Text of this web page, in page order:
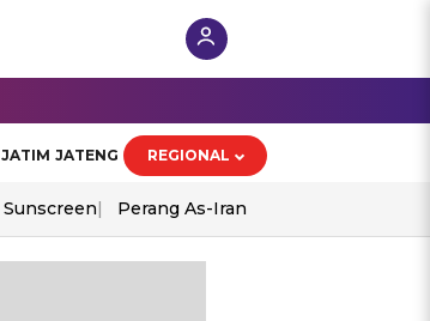
JATIM JATENG REGIONAL
Sunscreen Perang As-Iran